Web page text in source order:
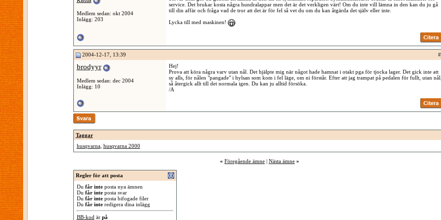
Medlem sedan: okt 2004
Inlägg: 203
service. Det brukar kosta några hundralappar men det är det verkligen värt! Om du inte vill lämna in den kan du ju gå
till din affär och fråga vad de tror att det är för fel så vet du om du kan åtgärda det själv eller inte.
Lycka till med maskinen!
2004-12-17, 13:39 #
brodyyr
Medlem sedan: dec 2004
Inlägg: 10
Hej!
Prova att köra några varv utan nål. Det hjälpte mig när något hade hamnat i otakt pga för tjocka lager. Det gick inte att
sy alls, för nålen "pangade" i hylsan som kom i fel läge, om ni förstår. Efter att jag trampat på pedalen för fullt, utan
så återgick allt till det normala igen. Du kan ju alltid försöka.
/A
Taggar
husqvarna, husqvarna 2000
« Föregående ämne | Nästa ämne »
Regler för att posta
Du får inteposta nya ämnen
Du får inteposta svar
Du får inteposta bifogade filer
Du får interedigera dina inlägg
BB-kod är på